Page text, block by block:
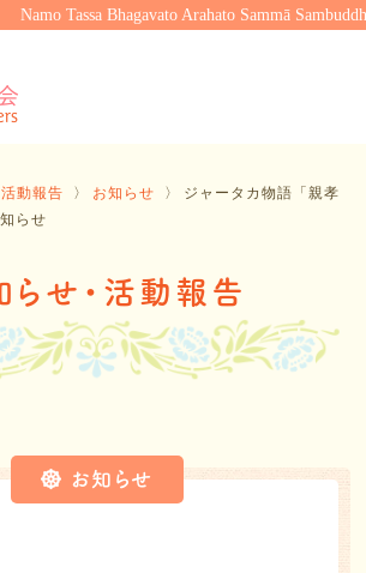
Namo Tassa Bhagavato Arahato Sammā
動報告 〉 お知らせ 〉
ジャータカ物語「親孝
らせ
らせ・活動報告
お知らせ